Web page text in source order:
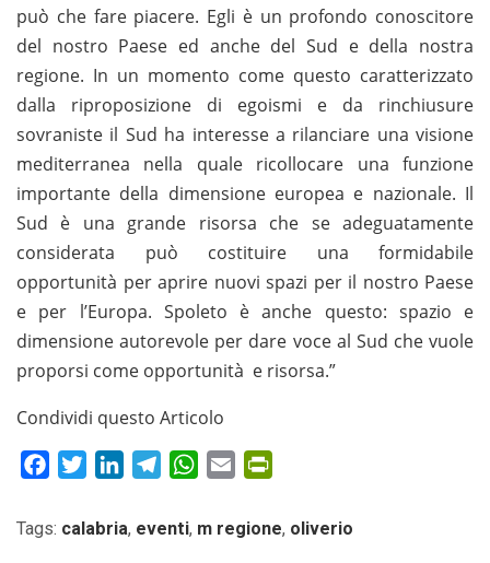
può che fare piacere. Egli è un profondo conoscitore
del nostro Paese ed anche del Sud e della nostra
regione. In un momento come questo caratterizzato
dalla riproposizione di egoismi e da rinchiusure
sovraniste il Sud ha interesse a rilanciare una visione
mediterranea nella quale ricollocare una funzione
importante della dimensione europea e nazionale. Il
Sud è una grande risorsa che se adeguatamente
considerata può costituire una formidabile
opportunità per aprire nuovi spazi per il nostro Paese
e per l’Europa. Spoleto è anche questo: spazio e
dimensione autorevole per dare voce al Sud che vuole
proporsi come opportunità e risorsa.”
Condividi questo Articolo
FacebookTwitterLinkedInTelegramWhatsApp
Email
Tags: calabria, eventi, m regione, oliverio